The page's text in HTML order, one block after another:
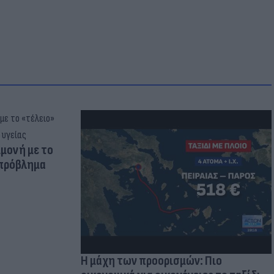
με το
Η μάχη των προορισμών: Πιο